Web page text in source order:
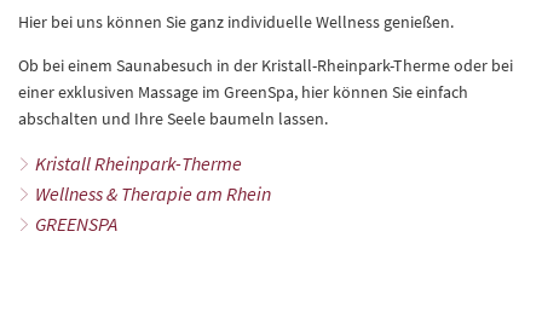
Wellness
Hier bei uns können Sie ganz individuelle Wellness genießen.
Ob bei einem Saunabesuch in der Kristall-Rheinpark-Therme oder bei
einer exklusiven Massage im GreenSpa, hier können Sie einfach
abschalten und Ihre Seele baumeln lassen.
Kristall Rheinpark-Therme
Wellness & Therapie am Rhein
GREENSPA